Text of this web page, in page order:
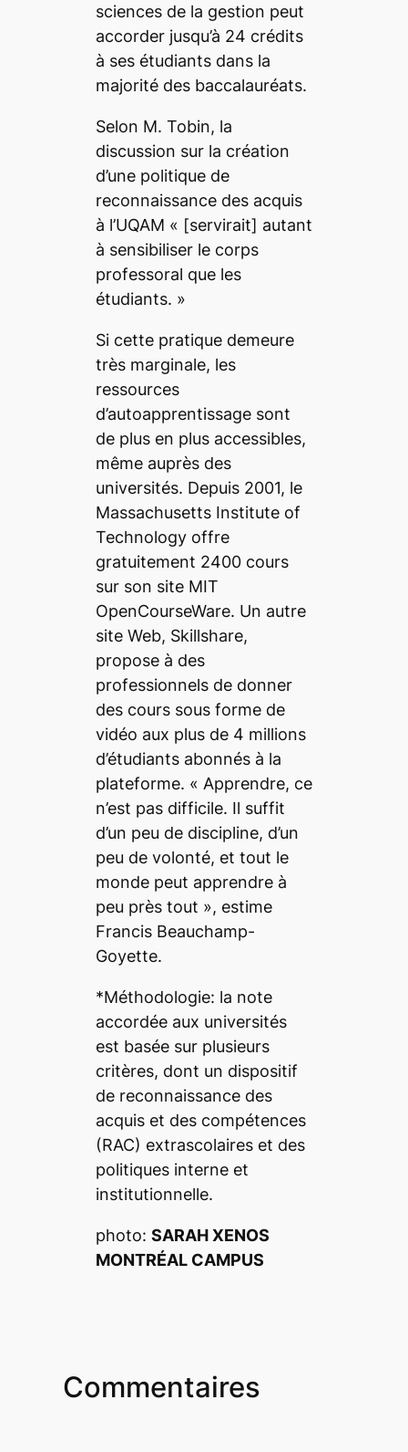
sciences de la gestion peut
accorder jusqu’à 24 crédits
à ses étudiants dans la
majorité des baccalauréats.
Selon M. Tobin, la
discussion sur la création
d’une politique de
reconnaissance des acquis
à l’UQAM « [servirait] autant
à sensibiliser le corps
professoral que les
étudiants. »
Si cette pratique demeure
très marginale, les
ressources
d’autoapprentissage sont
de plus en plus accessibles,
même auprès des
universités. Depuis 2001, le
Massachusetts Institute of
Technology offre
gratuitement 2400 cours
sur son site MIT
OpenCourseWare. Un autre
site Web, Skillshare,
propose à des
professionnels de donner
des cours sous forme de
vidéo aux plus de 4 millions
d’étudiants abonnés à la
plateforme. « Apprendre, ce
n’est pas difficile. Il suffit
d’un peu de discipline, d’un
peu de volonté, et tout le
monde peut apprendre à
peu près tout », estime
Francis Beauchamp-
Goyette.
*Méthodologie: la note
accordée aux universités
est basée sur plusieurs
critères, dont un dispositif
de reconnaissance des
acquis et des compétences
(RAC) extrascolaires et des
politiques interne et
institutionnelle.
photo: SARAH XENOS
MONTRÉAL CAMPUS
Commentaires